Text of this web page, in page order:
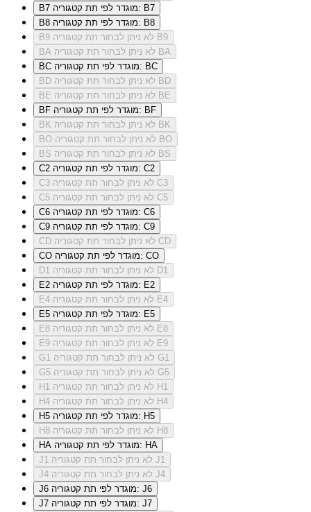
B7
מוגדר לפי תת קטגוריה: B7
B8
מוגדר לפי תת קטגוריה: B8
B9
לא ניתן לבחור תת קטגוריה B9
BA
לא ניתן לבחור תת קטגוריה BA
BC
מוגדר לפי תת קטגוריה: BC
BD
לא ניתן לבחור תת קטגוריה BD
BE
לא ניתן לבחור תת קטגוריה BE
BF
מוגדר לפי תת קטגוריה: BF
BK
לא ניתן לבחור תת קטגוריה BK
BO
לא ניתן לבחור תת קטגוריה BO
BS
לא ניתן לבחור תת קטגוריה BS
C2
מוגדר לפי תת קטגוריה: C2
C3
לא ניתן לבחור תת קטגוריה C3
C5
לא ניתן לבחור תת קטגוריה C5
C6
מוגדר לפי תת קטגוריה: C6
C9
מוגדר לפי תת קטגוריה: C9
CD
לא ניתן לבחור תת קטגוריה CD
CO
מוגדר לפי תת קטגוריה: CO
D1
לא ניתן לבחור תת קטגוריה D1
E2
מוגדר לפי תת קטגוריה: E2
E4
לא ניתן לבחור תת קטגוריה E4
E5
מוגדר לפי תת קטגוריה: E5
E8
לא ניתן לבחור תת קטגוריה E8
E9
לא ניתן לבחור תת קטגוריה E9
G1
לא ניתן לבחור תת קטגוריה G1
G5
לא ניתן לבחור תת קטגוריה G5
H1
לא ניתן לבחור תת קטגוריה H1
H4
לא ניתן לבחור תת קטגוריה H4
H5
מוגדר לפי תת קטגוריה: H5
H8
לא ניתן לבחור תת קטגוריה H8
HA
מוגדר לפי תת קטגוריה: HA
J1
לא ניתן לבחור תת קטגוריה J1
J4
לא ניתן לבחור תת קטגוריה J4
J6
מוגדר לפי תת קטגוריה: J6
J7
מוגדר לפי תת קטגוריה: J7